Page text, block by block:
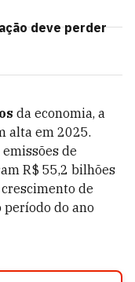
deve perder
da economia, a
alta em 2025.
de
R$ 55,2 bilhões
de
período do ano